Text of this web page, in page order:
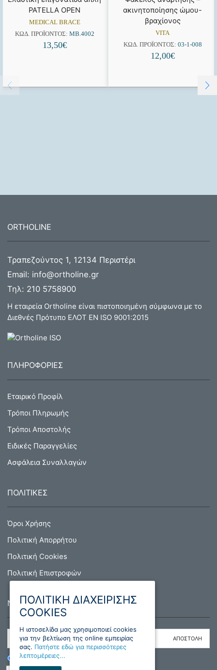
PATELLA OPEN
MEDICAL BRACE
ΚΩΔ. ΠΡΟΪΌΝΤΟΣ: MB.4002
13,50€
ακινητοποίησης ώμου-
βραχίονος
VITA
ΚΩΔ. ΠΡΟΪΌΝΤΟΣ: 03-1-008
12,00€
ORTHOLINE
Τραπεζούντος 1, 12134 Περιστέρι
Email: info@ortholine.gr
Τηλ: 210 5758900
Η εταιρεία Ortholine είναι πιστοποιημένη σύμφωνα με το
Διεθνές Πρότυπο ΕΛΟΤ ΕΝ ISO 9001:2015
ΠΛΗΡΟΦΟΡΙΕΣ
Εταιρικό Προφίλ
Τρόποι Πληρωμής
Τρόποι Αποστολής
Ειδικές Παραγγελίες
Ασφάλεια Συναλλαγών
ΠΟΛΙΤΙΚΕΣ
Όροι Χρήσης
Πολιτική Απορρήτου
Πολιτική Cookies
Πολιτική Επιστροφών
NEWSLETTER
ΕΓΓΡΑΦΗ
ΔΙΑΓΡΑΦΗ
ΠΟΛΙΤΙΚΗ ΔΙΑΧΕΙΡΙΣΗΣ
COOKIES
H ιστοσελίδα μας χρησιμοποιεί cookies
για την βελτίωση της online εμπειρίας
σας. Πατήστε εδώ για περισσότερες
λεπτομέρειες...